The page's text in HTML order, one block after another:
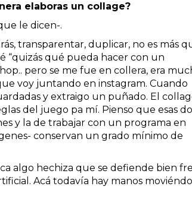
elaboras un collage?
le dicen-.
transparentar, duplicar, no es más
“quizás qué pueda hacer con un
pero se me fue en collera, era
voy juntando en instagram. Cuando
y extraigo un puñado. El
del juego pa mí. Pienso que esas
y la de trabajar con un programa en
conservan un grado mínimo de
algo hechiza que se defiende bien
Acá todavía hay manos